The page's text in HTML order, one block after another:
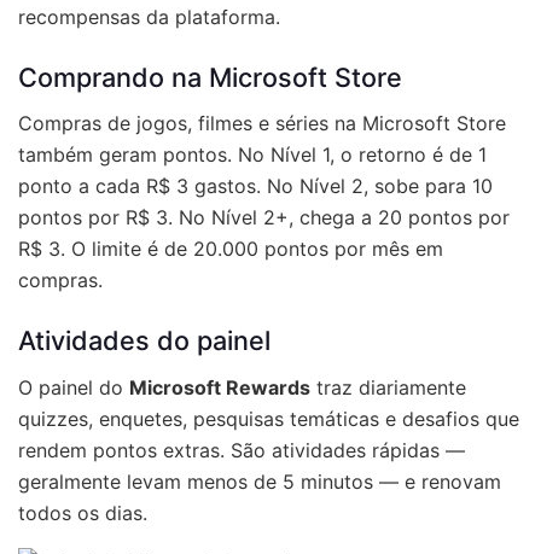
recompensas da plataforma.
Comprando na Microsoft Store
Compras de jogos, filmes e séries na Microsoft Store
também geram pontos. No Nível 1, o retorno é de 1
ponto a cada R$ 3 gastos. No Nível 2, sobe para 10
pontos por R$ 3. No Nível 2+, chega a 20 pontos por
R$ 3. O limite é de 20.000 pontos por mês em
compras.
Atividades do painel
O painel do Microsoft Rewards traz diariamente
quizzes, enquetes, pesquisas temáticas e desafios que
rendem pontos extras. São atividades rápidas —
geralmente levam menos de 5 minutos — e renovam
todos os dias.